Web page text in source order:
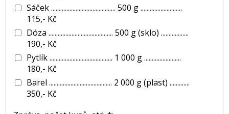
Sáček .......................................... 500 g ...........................
115,- Kč
Dóza .......................................... 500 g (sklo) ..................
190,- Kč
Pytlík ......................................... 1 000 g ........................
180,- Kč
Barel ......................................... 2 000 g (plast) .............
350,- Kč